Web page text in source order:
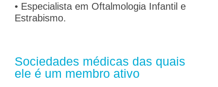
• Especialista em Oftalmologia Infantil e
Estrabismo.
Sociedades médicas das quais
ele é um membro ativo